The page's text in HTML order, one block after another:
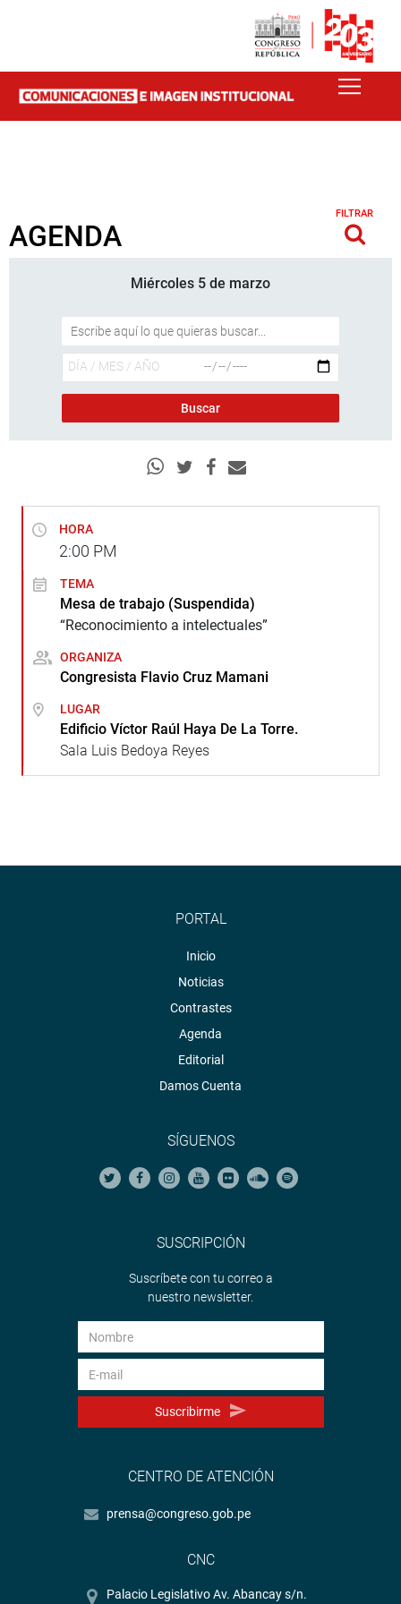
AGENDA
FILTRAR
Miércoles 5 de marzo
HORA
2:00 PM
TEMA
Mesa de trabajo (Suspendida)
“Reconocimiento a intelectuales”
ORGANIZA
Congresista Flavio Cruz Mamani
LUGAR
Edificio Víctor Raúl Haya De La Torre.
Sala Luis Bedoya Reyes
PORTAL
Inicio
Noticias
Contrastes
Agenda
Editorial
Damos Cuenta
SÍGUENOS
SUSCRIPCIÓN
Suscríbete con tu correo a
nuestro newsletter.
Suscribirme
CENTRO DE ATENCIÓN
prensa@congreso.gob.pe
CNC
Palacio Legislativo Av. Abancay s/n.